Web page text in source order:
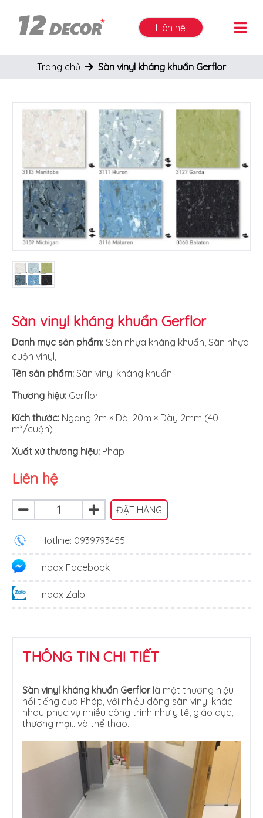
Liên hệ
Trang chủ Sàn vinyl kháng khuẩn Gerflor
Sàn vinyl kháng khuẩn Gerflor
Danh mục sản phẩm: Sàn nhựa kháng khuẩn Sàn nhựa
cuộn vinyl
Tên sản phẩm: Sàn vinyl kháng khuẩn
Thương hiệu: Gerflor
Kích thước: Ngang 2m × Dài 20m × Dày 2mm (40
m²/cuộn)
Xuất xứthương hiệu: Pháp
Liên hệ
ĐẶT HÀNG
Hotline: 0939793455
Inbox Facebook
Inbox Zalo
THÔNG TIN CHI TIẾT
Sàn vinyl kháng khuẩn Gerflorlà một thương hiệu
nổi tiếng của Pháp, với nhiều dòng sàn vinyl khác
nhau phục vụ nhiều công trình như y tế, giáo dục,
thương mại.. và thể thao.